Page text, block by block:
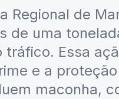
Regional de
de uma
tráfico. Essa
e a
maconha,